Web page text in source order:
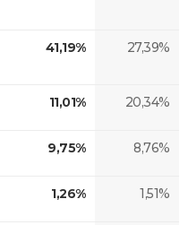
41,19% 27,39%
11,01% 20,34%
9,75% 8,76%
1,26% 1,51%